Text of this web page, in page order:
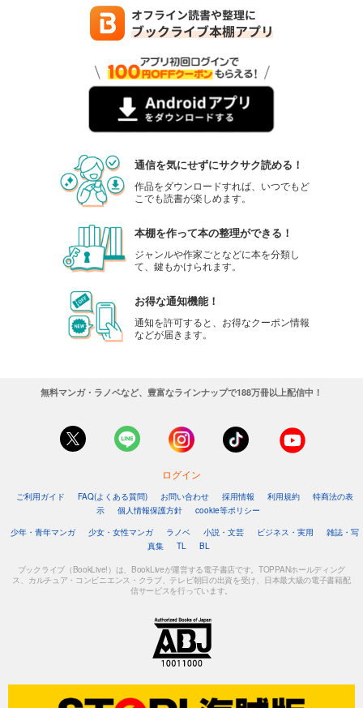
通信を気にせずにサクサク読める！
作品をダウンロードすれば、いつでもど
こでも読書が楽しめます。
本棚を作って本の整理ができる！
ジャンルや作家ごとなどに本を分類し
て、鍵もかけられます。
お得な通知機能！
通知を許可すると、お得なクーポン情報
などが届きます。
無料マンガ・ラノベなど、豊富なラインナップで188万冊以上配信中！
ログイン
ご利用ガイド FAQ(よくある質問) お問い合わせ 採用情報 利用規約
特商法の表
示
個人情報保護方針
cookie等ポリシー
少年・青年マンガ
少女・女性マンガ ラノベ 小説・文芸 ビジネス・実用
雑誌・写
真集
TL BL
ブックライブ（BookLive!）は、BookLiveが運営する電子書店です。TOPPANホールディング
ス、カルチュア・コンビニエンス・クラブ、テレビ朝日の出資を受け、日本最大級の電子書籍配
信サービスを行っています。